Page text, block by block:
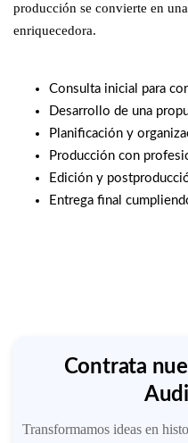
producción se convierte en
enriquecedora.
Consulta inicial para
Desarrollo de una
Planificación y
Producción con
Edición y
Entrega final
Contrata
Transformamos ideas en